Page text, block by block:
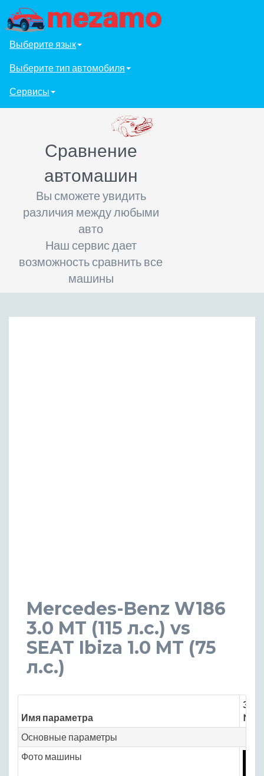
Выберите язык
Выберите тип автомобиля
Сервисы
Сравнение
автомашин
Вы сможете увидить
различия между любыми
авто
Наш сервис дает
возможность сравнить все
машины
Mercedes-Benz W186
3.0 MT (115 л.с.) vs
SEAT Ibiza 1.0 MT (75
л.с.)
Имя параметра
Основные параметры
Фото машины